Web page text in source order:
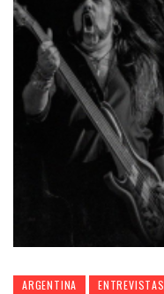
ARGENTINA ENTREVISTAS